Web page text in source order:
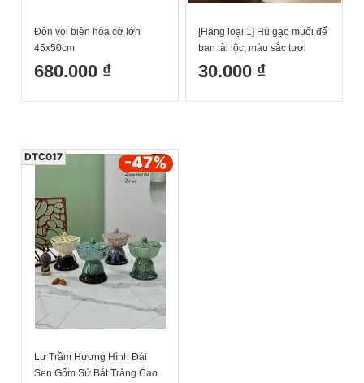
Đôn voi biên hòa cỡ lớn
45x50cm
680.000 ₫
[Hàng loại 1] Hũ gạo muối để
ban tài lộc, màu sắc tươi
chuẩn đẹp
30.000 ₫
Lư Trầm Hương Hình Đài
Sen Gốm Sứ Bát Tràng Cao
DTC017 -47%